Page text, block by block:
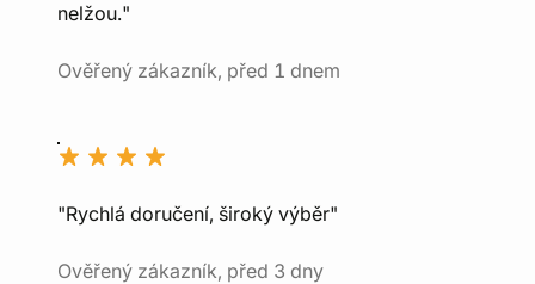
nelžou."
Ověřený zákazník, před 1 dnem
"Rychlá doručení, široký výběr"
Ověřený zákazník, před 3 dny